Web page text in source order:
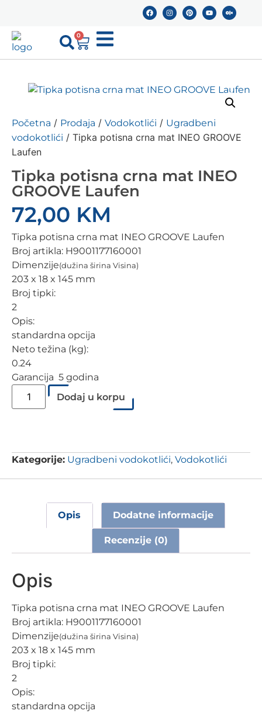
0
Početna / Prodaja / Vodokotlići / Ugradbeni
vodokotlići / Tipka potisna crna mat INEO GROOVE
Laufen
Tipka potisna crna mat INEO
GROOVE Laufen
72,00 KM
Tipka potisna crna mat INEO GROOVE Laufen
Broj artikla: H9001177160001
Dimenzije(dužina širina Visina)
203 x 18 x 145 mm
Broj tipki:
2
Opis:
standardna opcija
Neto težina (kg):
0.24
Garancija 5 godina
Dodaj u korpu
Kategorije: Ugradbeni vodokotlići, Vodokotlići
Opis Dodatne informacije
Recenzije (0)
Opis
Tipka potisna crna mat INEO GROOVE Laufen
Broj artikla: H9001177160001
Dimenzije(dužina širina Visina)
203 x 18 x 145 mm
Broj tipki:
2
Opis:
standardna opcija